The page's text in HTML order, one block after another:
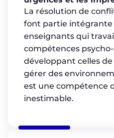
La résolution de
font partie
enseignants qui
compétences
développant celles de
gérer des
est une compétence
inestimable.